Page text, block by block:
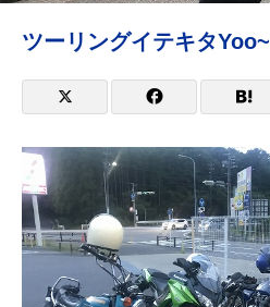
ツーリングイテキタYoo~